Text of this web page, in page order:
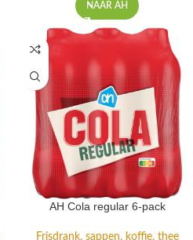
NAAR AH
AH Cola regular 6-pack
Frisdrank, sappen, koffie, thee